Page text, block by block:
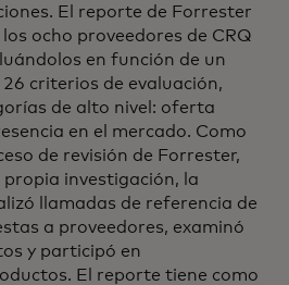
El reporte de Forrester
ocho proveedores de CRQ
en función de un
criterios de evaluación,
de alto nivel: oferta
en el mercado. Como
de revisión de Forrester,
investigación, la
llamadas de referencia de
a proveedores, examinó
y participó en
El reporte tiene como